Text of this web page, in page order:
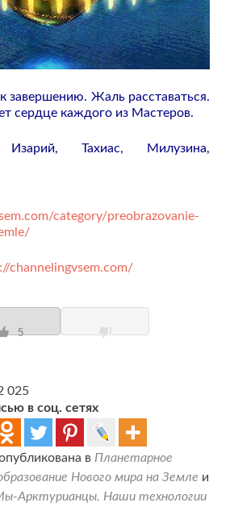
завершению. Жаль расставаться.
сердце каждого из Мастеров.
Изарий, Тахиас, Милузина,
category/preobrazovanie-
channelingvsem.com/
5
025
в соц. сетях
в Планетарное
Нового мира на Земле и
Арктурианцы. Наши технологии